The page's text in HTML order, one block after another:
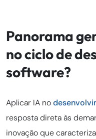
Panorama
no ciclo de
software?
Aplicar IA no
resposta direta às
inovação que